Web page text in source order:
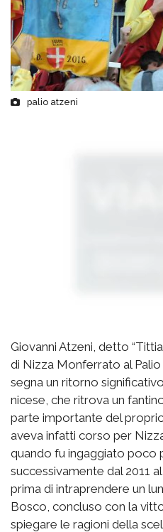
palio atzeni
Giovanni Atzeni, detto
di Nizza Monferrato al Palio
segna un ritorno
nicese, che ritrova un
parte importante del
aveva infatti corso per
quando fu ingaggiato poco
successivamente dal 2011
prima di intraprendere un
Bosco, concluso con la
spiegare le ragioni della